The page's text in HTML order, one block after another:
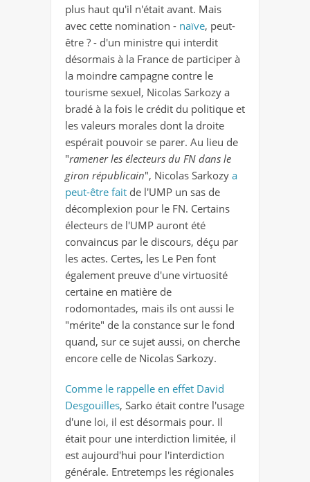
plus haut qu'il n'était avant. Mais
avec cette nomination - naïve, peut-
être ? - d'un ministre qui interdit
désormais à la France de participer à
la moindre campagne contre le
tourisme sexuel, Nicolas Sarkozy a
bradé à la fois le crédit du politique et
les valeurs morales dont la droite
espérait pouvoir se parer. Au lieu de
"ramener les électeurs du FN dans le
giron républicain", Nicolas Sarkozy a
peut-être fait de l'UMP un sas de
décomplexion pour le FN. Certains
électeurs de l'UMP auront été
convaincus par le discours, déçu par
les actes. Certes, les Le Pen font
également preuve d'une virtuosité
certaine en matière de
rodomontades, mais ils ont aussi le
"mérite" de la constance sur le fond
quand, sur ce sujet aussi, on cherche
encore celle de Nicolas Sarkozy.
Comme le rappelle en effet David
Desgouilles, Sarko était contre l'usage
d'une loi, il est désormais pour. Il
était pour une interdiction limitée, il
est aujourd'hui pour l'interdiction
générale. Entretemps les régionales